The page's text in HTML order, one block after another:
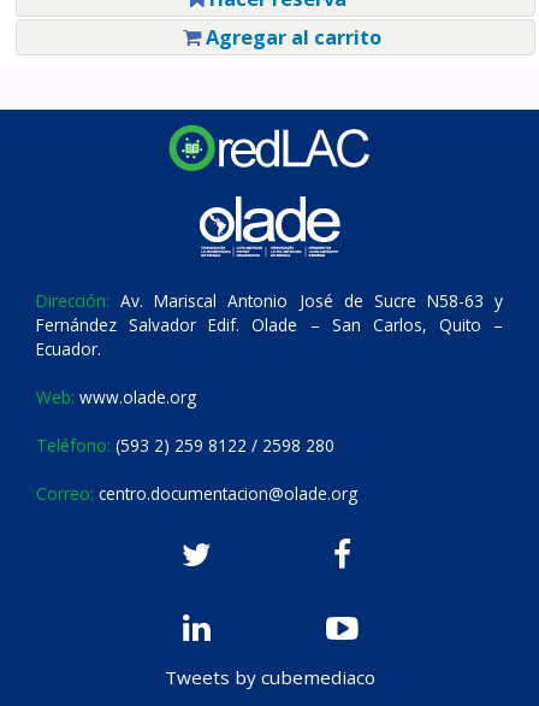
Agregar al carrito
Dirección: Av. Mariscal Antonio José de Sucre N58-63 y
Fernández Salvador Edif. Olade – San Carlos, Quito –
Ecuador.
Web: www.olade.org
Teléfono: (593 2) 259 8122 / 2598 280
Correo: centro.documentacion@olade.org
Tweets by cubemediaco